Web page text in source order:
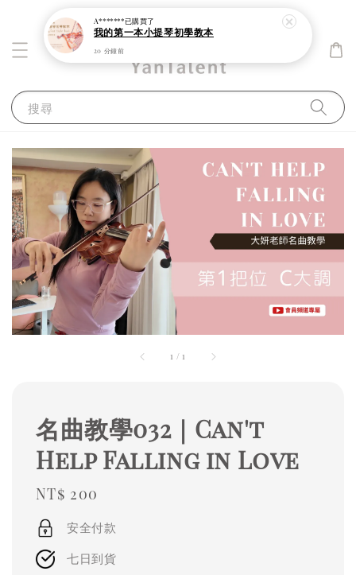
搜尋
1 / 1
名曲教學032｜Can't
Help Falling in Love
Regular
price
NT$ 200
安全付款
七日到貨
A*******已購買了
我的第一本小提琴初學教本
20 分鐘前